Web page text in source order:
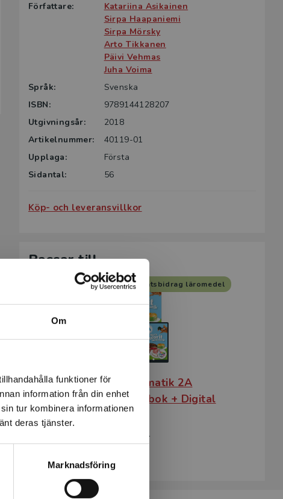
Om
funktioner för
information från din enhet
tur kombinera informationen
deras tjänster.
Marknadsföring
Författare:
Katariina Asikainen
Sirpa Haapaniemi
Sirpa Mörsky
Arto Tikkanen
Päivi Vehmas
Juha Voima
Språk:
Svenska
ISBN:
9789144128207
Utgivningsår:
2018
Artikelnummer:
40119-01
Upplaga:
Första
Sidantal:
56
Köp- och leveransvillkor
Passar till
Mera Favorit matematik 2A
Elevpaket - Tryckt bok + Digital
elevlicens 12 mån
Statsbidrag läromedel
Asikainen, Katariina m.fl.
Exkl. moms: 158 kr